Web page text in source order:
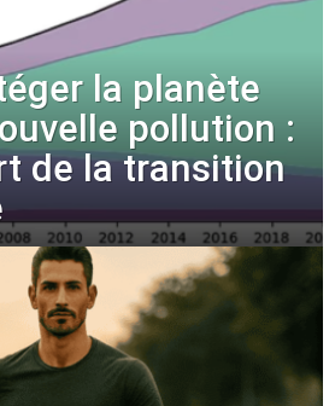
la planète
pollution :
de la transition